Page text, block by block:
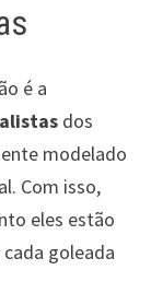
é a
dos
modelado
Com isso,
eles estão
goleada